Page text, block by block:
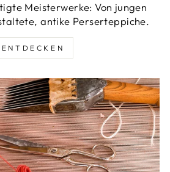
Meisterwerke: Von jungen
antike Perserteppiche.
ENTDECKEN